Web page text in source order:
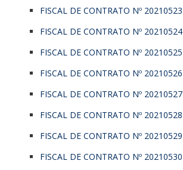
FISCAL DE CONTRATO Nº 20210523
FISCAL DE CONTRATO Nº 20210524
FISCAL DE CONTRATO Nº 20210525
FISCAL DE CONTRATO Nº 20210526
FISCAL DE CONTRATO Nº 20210527
FISCAL DE CONTRATO Nº 20210528
FISCAL DE CONTRATO Nº 20210529
FISCAL DE CONTRATO Nº 20210530